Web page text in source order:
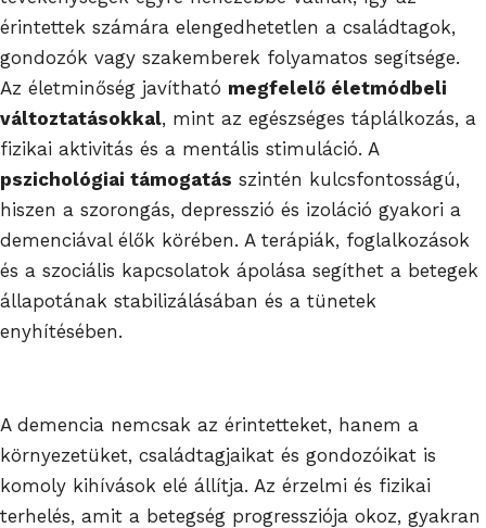
érintettek számára elengedhetetlen a családtagok,
gondozók vagy szakemberek folyamatos segítsége.
Az életminőség javítható megfelelő életmódbeli
változtatásokkal, mint az egészséges táplálkozás, a
fizikai aktivitás és a mentális stimuláció. A
pszichológiai támogatás szintén kulcsfontosságú,
hiszen a szorongás, depresszió és izoláció gyakori a
demenciával élők körében. A terápiák, foglalkozások
és a szociális kapcsolatok ápolása segíthet a betegek
állapotának stabilizálásában és a tünetek
enyhítésében.
A demencia nemcsak az érintetteket, hanem a
környezetüket, családtagjaikat és gondozóikat is
komoly kihívások elé állítja. Az érzelmi és fizikai
terhelés, amit a betegség progressziója okoz, gyakran